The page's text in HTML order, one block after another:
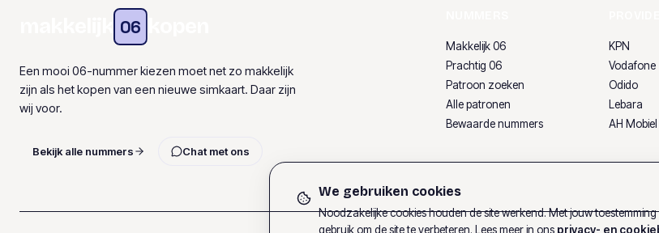
06
Een mooi 06-nummer kiezen moet net zo makkelijk
zijn als het kopen van een nieuwe simkaart. Daar zijn
wij voor.
Bekijk alle nummers Chat met ons
Makkelijk 06
Prachtig 06
Patroon zoeken
Alle patronen
Bewaarde nummers
KPN
Vodafone
Odido
Lebara
AH Mobiel
We gebruiken cookies
Noodzakelijke cookies houden de site werkend. Met jouw
gebruik om de site te verbeteren. Lees meer in ons privacy- en